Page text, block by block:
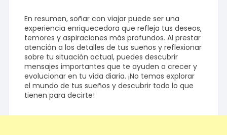
En resumen, soñar con viajar puede ser una
experiencia enriquecedora que refleja tus deseos,
temores y aspiraciones más profundos. Al prestar
atención a los detalles de tus sueños y reflexionar
sobre tu situación actual, puedes descubrir
mensajes importantes que te ayuden a crecer y
evolucionar en tu vida diaria. ¡No temas explorar
el mundo de tus sueños y descubrir todo lo que
tienen para decirte!